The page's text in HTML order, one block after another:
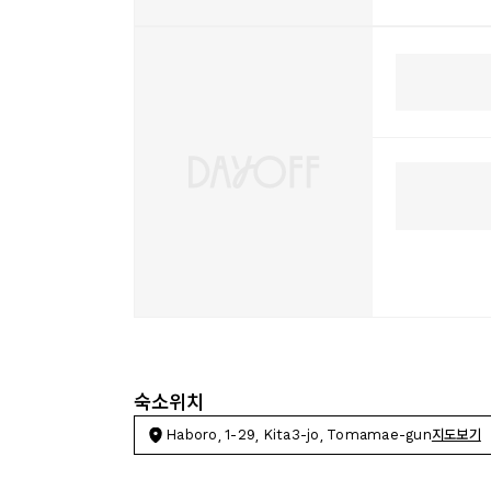
숙소위치
Haboro, 1-29, Kita3-jo, Tomamae-gun지도보기